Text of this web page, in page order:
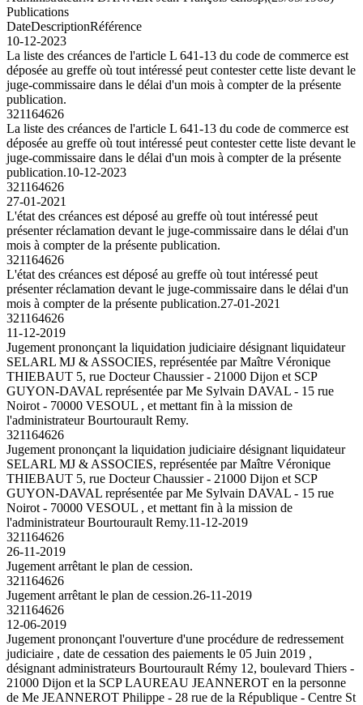
Publications
DateDescriptionRéférence
10-12-2023
La liste des créances de l'article L 641-13 du code de commerce est
déposée au greffe où tout intéressé peut contester cette liste devant le
juge-commissaire dans le délai d'un mois à compter de la présente
publication.
321164626
La liste des créances de l'article L 641-13 du code de commerce est
déposée au greffe où tout intéressé peut contester cette liste devant le
juge-commissaire dans le délai d'un mois à compter de la présente
publication.10-12-2023
321164626
27-01-2021
L'état des créances est déposé au greffe où tout intéressé peut
présenter réclamation devant le juge-commissaire dans le délai d'un
mois à compter de la présente publication.
321164626
L'état des créances est déposé au greffe où tout intéressé peut
présenter réclamation devant le juge-commissaire dans le délai d'un
mois à compter de la présente publication.27-01-2021
321164626
11-12-2019
Jugement prononçant la liquidation judiciaire désignant liquidateur
SELARL MJ & ASSOCIES, représentée par Maître Véronique
THIEBAUT 5, rue Docteur Chaussier - 21000 Dijon et SCP
GUYON-DAVAL représentée par Me Sylvain DAVAL - 15 rue
Noirot - 70000 VESOUL , et mettant fin à la mission de
l'administrateur Bourtourault Remy.
321164626
Jugement prononçant la liquidation judiciaire désignant liquidateur
SELARL MJ & ASSOCIES, représentée par Maître Véronique
THIEBAUT 5, rue Docteur Chaussier - 21000 Dijon et SCP
GUYON-DAVAL représentée par Me Sylvain DAVAL - 15 rue
Noirot - 70000 VESOUL , et mettant fin à la mission de
l'administrateur Bourtourault Remy.11-12-2019
321164626
26-11-2019
Jugement arrêtant le plan de cession.
321164626
Jugement arrêtant le plan de cession.26-11-2019
321164626
12-06-2019
Jugement prononçant l'ouverture d'une procédure de redressement
judiciaire , date de cessation des paiements le 05 Juin 2019 ,
désignant administrateurs Bourtourault Rémy 12, boulevard Thiers -
21000 Dijon et la SCP LAUREAU JEANNEROT en la personne
de Me JEANNEROT Philippe - 28 rue de la République - Centre St